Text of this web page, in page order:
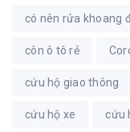
có nên rửa khoang
côn ô tô rẻ
cứu hộ giao thông
cứu hộ xe cứu